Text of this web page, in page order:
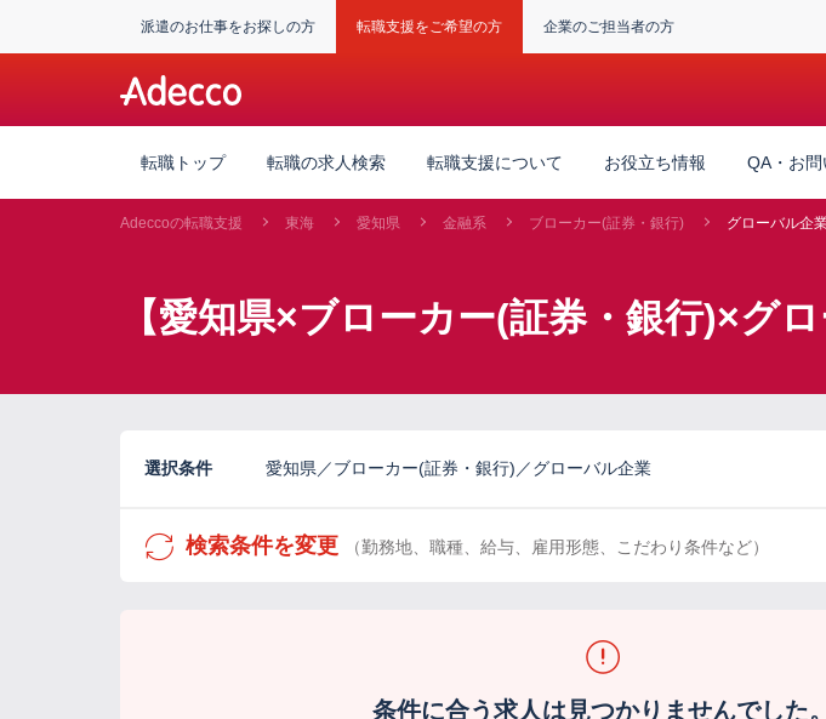
派遣のお仕事をお探しの方 転職支援をご希望の方 企業のご担当者の方
転職トップ 転職の求人検索 転職支援について お役立ち情報 QA・お
Adeccoの転職支援 東海 愛知県 金融系 ブローカー(証券・銀行) グローバル企
【愛知県×ブローカー(証券・銀行)×グ
選択条件 愛知県／ブローカー(証券・銀行)／グローバル企業
検索条件を変更 （勤務地、職種、給与、雇用形態、こだわり条件など）
条件に合う求人は見つかりませんでした。